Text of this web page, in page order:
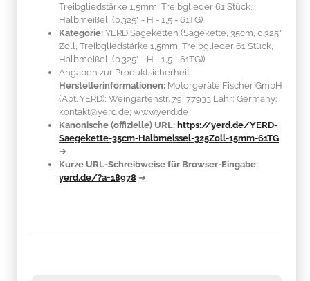
Treibgliedstärke 1,5mm, Treibglieder 61 Stück,
Halbmeißel, (0.325" - H - 1,5 - 61TG)
Kategorie: YERD Sägeketten (Sägekette, 35cm, 0.325"
Zoll, Treibgliedstärke 1,5mm, Treibglieder 61 Stück,
Halbmeißel, (0.325" - H - 1,5 - 61TG))
Angaben zur Produktsicherheit
Herstellerinformationen: Motorgeräte Fischer GmbH
(Abt. YERD); Weingartenstr. 79; 77933 Lahr; Germany;
kontakt@yerd.de; www.yerd.de
Kanonische (offizielle) URL: https://yerd.de/YERD-
Saegekette-35cm-Halbmeissel-325Zoll-15mm-61TG
➔
Kurze URL-Schreibweise für Browser-Eingabe:
yerd.de/?a=18978 ➔